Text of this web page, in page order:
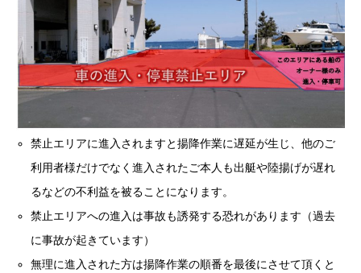
禁止エリアに進入されますと揚降作業に遅延が生じ、他のご
利用者様だけでなく進入されたご本人も出艇や陸揚げが遅れ
るなどの不利益を被ることになります。
禁止エリアへの進入は事故も誘発する恐れがあります（過去
に事故が起きています）
無理に進入された方は揚降作業の順番を最後にさせて頂くと